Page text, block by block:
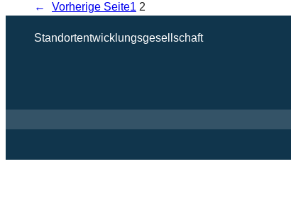
← Vorherige Seite1 2
Standortentwicklungsgesellschaft